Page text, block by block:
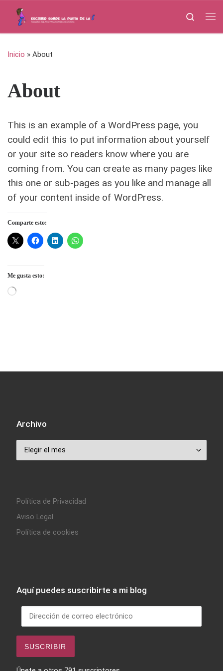
Saltar al contenido
Search
Inicio » About
About
This is an example of a WordPress page, you
could edit this to put information about yourself
or your site so readers know where you are
coming from. You can create as many pages like
this one or sub-pages as you like and manage all
of your content inside of WordPress.
Comparte esto:
Me gusta esto:
Cargando...
Archivo
Archivo
Política de Privacidad
Aviso Legal
Política de cookies
Aquí puedes suscribirte a mi blog
Dirección de correo electrónico
SUSCRIBIR